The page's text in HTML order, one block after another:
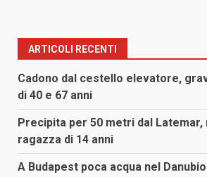
ARTICOLI RECENTI
Cadono dal cestello elevatore,
di 40 e 67 anni
Precipita per 50 metri dal Latemar,
ragazza di 14 anni
A Budapest poca acqua nel